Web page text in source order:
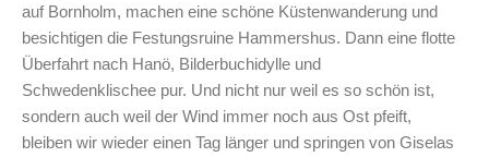
auf Bornholm, machen eine schöne Küstenwanderung und
besichtigen die Festungsruine Hammershus. Dann eine flotte
Überfahrt nach Hanö, Bilderbuchidylle und
Schwedenklischee pur. Und nicht nur weil es so schön ist,
sondern auch weil der Wind immer noch aus Ost pfeift,
bleiben wir wieder einen Tag länger und springen von Giselas